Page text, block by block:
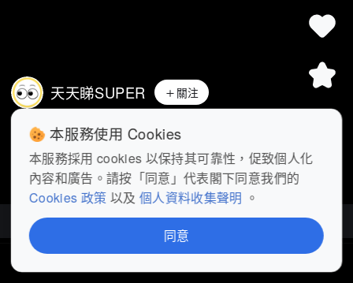
天天睇SUPER 關注
《燦爛的風和海》精華丨Casey和Frank親
子活動 #影視樂園 #燦爛的風和
查看更多
燦爛的風和海| 更新至60集
本服務使用 Cookies
本服務採用 cookies 以保持其可靠性，促致個人化
內容和廣告。請按「同意」代表閣下同意我們的
Cookies 政策 以及 個人資料收集聲明 。
同意